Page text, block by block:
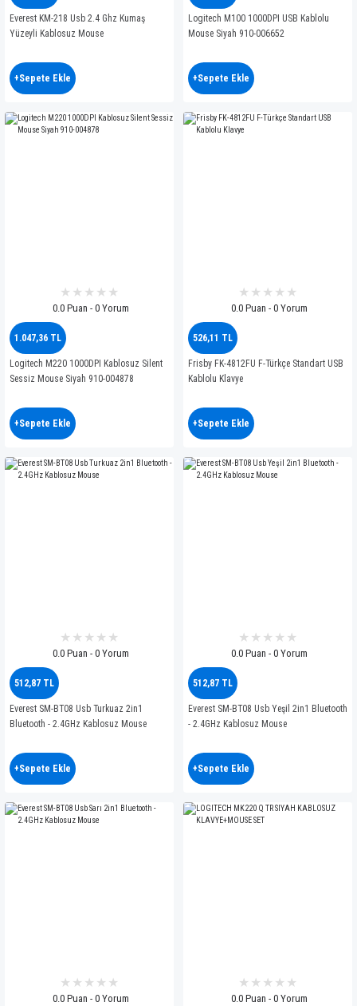
Everest KM-218 Usb 2.4 Ghz Kumaş
Yüzeyli Kablosuz Mouse
+Sepete Ekle
Logitech M100 1000DPI USB Kablolu
Mouse Siyah 910-006652
+Sepete Ekle
0.0 Puan - 0 Yorum
1.047,36 TL
Logitech M220 1000DPI Kablosuz Silent
Sessiz Mouse Siyah 910-004878
+Sepete Ekle
0.0 Puan - 0 Yorum
526,11 TL
Frisby FK-4812FU F-Türkçe Standart USB
Kablolu Klavye
+Sepete Ekle
0.0 Puan - 0 Yorum
512,87 TL
Everest SM-BT08 Usb Turkuaz 2in1
Bluetooth - 2.4GHz Kablosuz Mouse
+Sepete Ekle
0.0 Puan - 0 Yorum
512,87 TL
Everest SM-BT08 Usb Yeşil 2in1 Bluetooth
- 2.4GHz Kablosuz Mouse
+Sepete Ekle
0.0 Puan - 0 Yorum 0.0 Puan - 0 Yorum